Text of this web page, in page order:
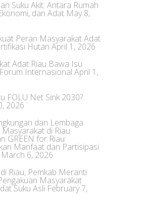
Suku Akit: Antara Rumah
dan Adat May 8,
Peran Masyarakat Adat
Hutan April 1, 2026
Adat Riau Bawa Isu
Internasional April 1,
FOLU Net Sink 2030?
2026
dan Lembaga
Masyarakat di Riau
GREEN for Riau:
Manfaat dan Partisipasi
March 6, 2026
Riau, Pemkab Meranti
Masyarakat
Suku Asli February 7,